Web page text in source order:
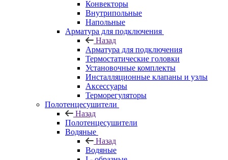
Конвекторы
Внутрипольные
Напольные
Арматура для подключения
Назад
Арматура для подключения
Термостатические головки
Установочные комплекты
Инсталляционные клапаны и узлы
Аксессуары
Терморегуляторы
Полотенцесушители
Назад
Полотенцесушители
Водяные
Назад
Водяные